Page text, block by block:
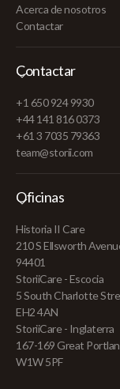
Acerca de nosotros
Contactar
Contactar
+1 650 924 9930
+44 141 816 0373
+61 3 7035 79363
team@storii.com
Oficinas
Historia II Care
210 S Ellsworth
94401
StoriiCare - Escocia
5 South Charlotte
EH2 4AN
StoriiCare - Inglaterra
167-169 Great
W1W 5PF